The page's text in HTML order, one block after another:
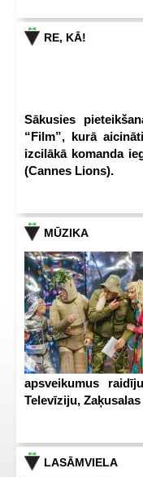
RE, KĀ!
Sākusies
“Film”, kurā
izcilākā komanda
(Cannes Lions).
MŪZIKA
apsveikumus
Televīziju,
LASĀMVIELA